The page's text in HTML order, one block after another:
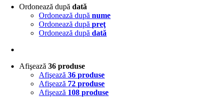
Ordonează dupădată
Ordonează dupănume
Ordonează dupăpreţ
Ordonează dupădată
Afişează36 produse
Afişează36 produse
Afişează 72 produse
Afişează 108 produse